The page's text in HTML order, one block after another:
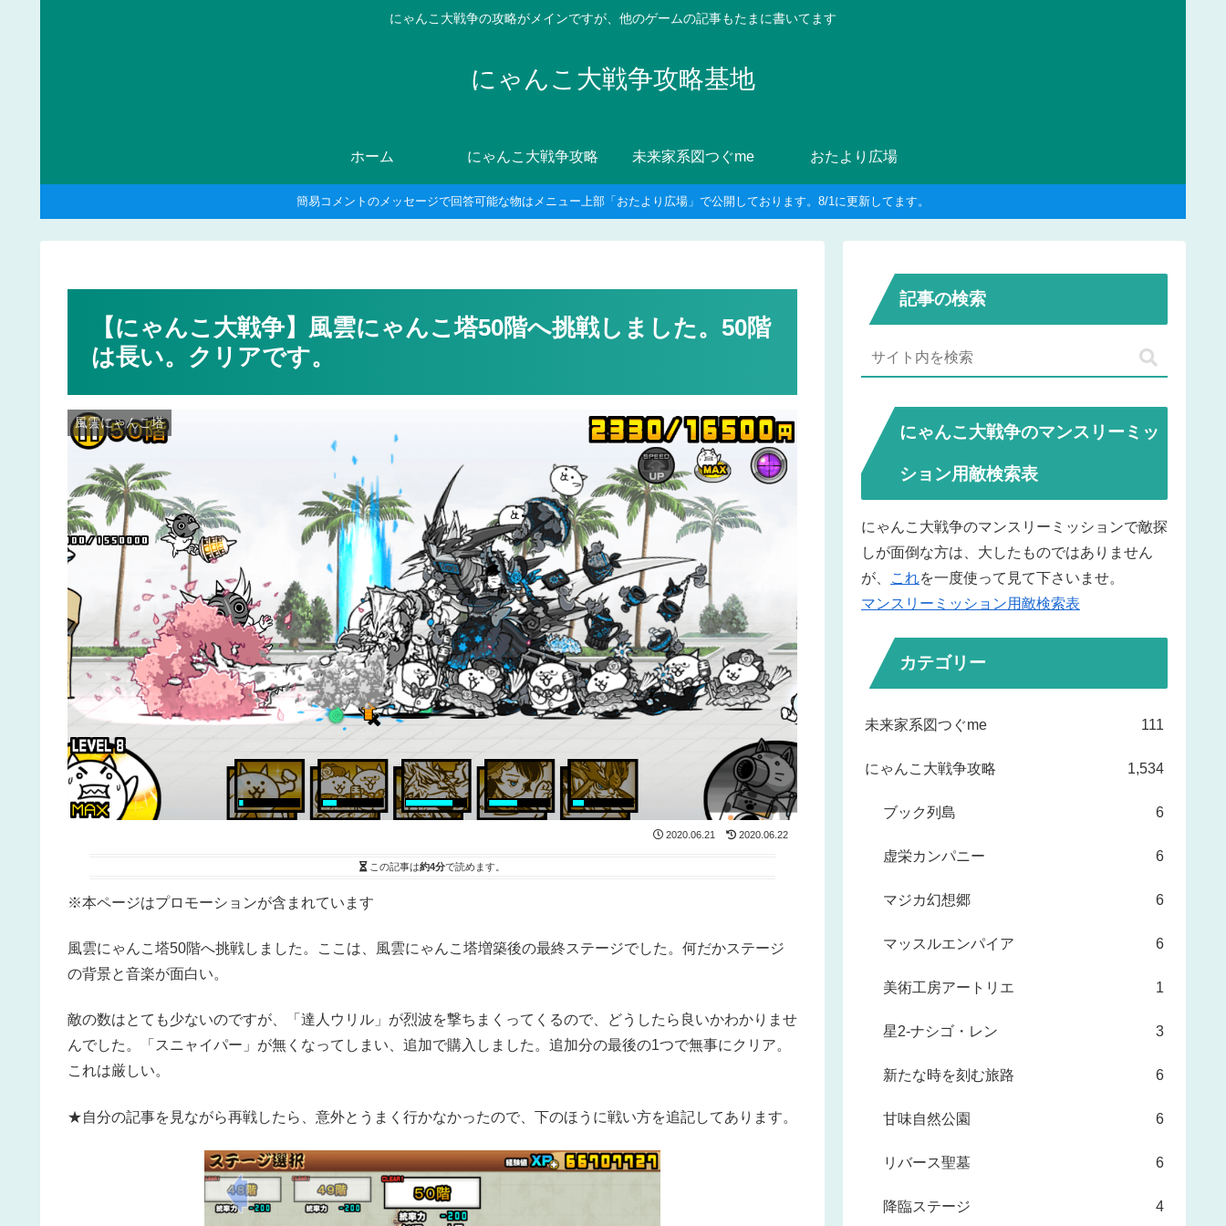
にゃんこ大戦争の攻略がメインですが、他のゲームの記事もたまに書いてます
にゃんこ大戦争攻略基地
ホーム にゃんこ大戦争攻略 未来家系図つぐme おたより広場
簡易コメントのメッセージで回答可能な物はメニュー上部「おたより広場」で公開しております。8/1に更新してます。
【にゃんこ大戦争】風雲にゃんこ塔50階へ挑戦しました。50階
は長い。クリアです。
風雲にゃんこ塔
2020.06.21 2020.06.22
この記事は約4分で読めます。
※本ページはプロモーションが含まれています
風雲にゃんこ塔50階へ挑戦しました。ここは、風雲にゃんこ塔増築後の最終ステージでした。何だかステージ
の背景と音楽が面白い。
敵の数はとても少ないのですが、「達人ウリル」が烈波を撃ちまくってくるので、どうしたら良いかわかりませ
んでした。「スニャイパー」が無くなってしまい、追加で購入しました。追加分の最後の1つで無事にクリア。
これは厳しい。
★自分の記事を見ながら再戦したら、意外とうまく行かなかったので、下のほうに戦い方を追記してあります。
記事の検索
にゃんこ大戦争のマンスリーミッ
ション用敵検索表
にゃんこ大戦争のマンスリーミッションで敵探
しが面倒な方は、大したものではありません
が、
これを一度使って見て下さいませ。
マンスリーミッション用敵検索表
カテゴリー
未来家系図つぐme 111
にゃんこ大戦争攻略 1,534
ブック列島 6
虚栄カンパニー 6
マジカ幻想郷 6
マッスルエンパイア 6
美術工房アートリエ 1
星2-ナシゴ・レン 3
新たな時を刻む旅路 6
甘味自然公園 6
リバース聖墓 6
降臨ステージ 4